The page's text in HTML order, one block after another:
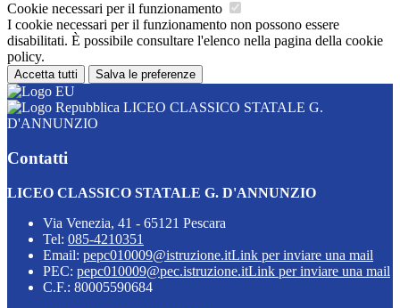
Cookie necessari per il funzionamento
I cookie necessari per il funzionamento non possono essere
disabilitati. È possibile consultare l'elenco nella pagina della cookie
policy.
Accetta tutti Salva le preferenze
LICEO CLASSICO STATALE G.
D'ANNUNZIO
Contatti
LICEO CLASSICO STATALE G. D'ANNUNZIO
Via Venezia, 41 - 65121 Pescara
Tel: 085-4210351
Email: pepc010009@istruzione.itLink per inviare una mail
PEC: pepc010009@pec.istruzione.itLink per inviare una mail
C.F.: 80005590684